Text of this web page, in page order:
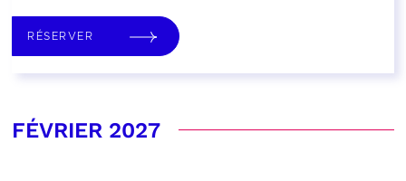
RÉSERVER
FÉVRIER 2027